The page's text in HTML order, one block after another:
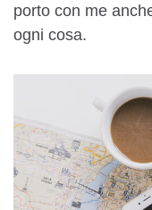
porto con me
ogni cosa.